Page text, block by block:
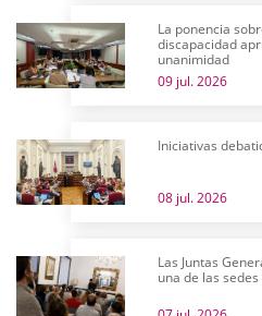
La ponencia
discapacidad
unanimidad
09 jul. 2026
Iniciativas
08 jul. 2026
Las Juntas
una de las